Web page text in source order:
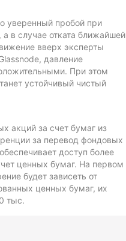
уверенный пробой при
в случае отката ближайшей
вверх эксперты
давление
При этом
устойчивый чистый
акций за счет бумаг из
за перевод фондовых
доступ более
ценных бумаг. На первом
будет зависеть от
ценных бумаг, их
тыс.